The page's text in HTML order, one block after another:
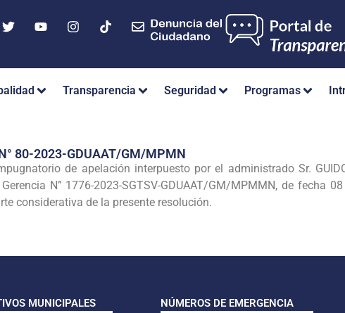
Transparencia Seguridad Programas
N° 80-2023-GDUAAT/GM/MPMN
de apelación interpuesto por el administrado Sr.
N” 1776-2023-SGTSV-GDUAAT/GM/MPMMN, de fecha
considerativa de la presente resolución.
MUNICIPALES
NÚMEROS DE EMERGENCIA